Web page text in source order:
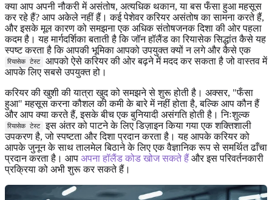
क्या आप अपनी नौकरी में असंतोष, अत्यधिक थकान, या बस फँसा हुआ महसूस
कर रहे हैं? आप अकेले नहीं हैं। कई पेशेवर करियर असंतोष का सामना करते हैं,
और इसके मूल कारण को समझना एक अधिक संतोषजनक दिशा की ओर पहला
कदम है। यह मार्गदर्शिका बताती है कि जॉन हॉलैंड का रियासेक सिद्धांत कैसे यह
स्पष्ट करता है कि आपकी भूमिका आपको उपयुक्त क्यों न लगे और कैसे एक
रियासेक टेस्ट
आपको ऐसे करियर की ओर बढ़ने में मदद कर सकता है जो वास्तव में
आपके लिए सबसे उपयुक्त हो।
करियर की खुशी की यात्रा खुद को समझने से शुरू होती है। अक्सर, "फँसा
हुआ" महसूस करना कौशल की कमी के बारे में नहीं होता है, बल्कि आप कौन हैं
और आप क्या करते हैं, इसके बीच एक बुनियादी असंगति होती है। निःशुल्क
रियासेक टेस्ट इस अंतर को पाटने के लिए डिज़ाइन किया गया एक शक्तिशाली
उपकरण है, जो स्पष्टता और दिशा प्रदान करता है। यह आपके करियर को
आपके जुनून के साथ तालमेल बिठाने के लिए एक वैज्ञानिक रूप से समर्थित ढाँचा
प्रदान करता है। आप अपना हॉलैंड कोड खोज सकते हैं और इस परिवर्तनकारी
प्रक्रिया को अभी शुरू कर सकते हैं।